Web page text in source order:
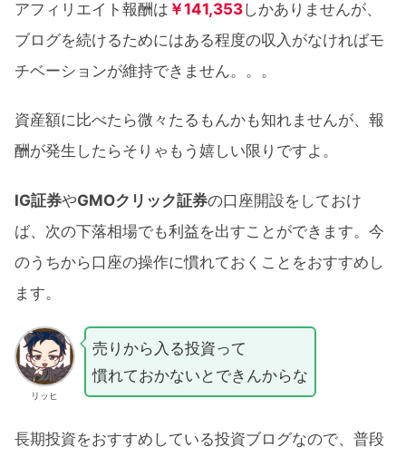
アフィリエイト報酬は ￥141,353しかありませんが、
ブログを続けるためにはある程度の収入がなければモ
チベーションが維持できません。。。
資産額に比べたら微々たるもんかも知れませんが、報
酬が発生したらそりゃもう嬉しい限りですよ。
IG証券やGMOクリック証券の口座開設をしておけ
ば、次の下落相場でも利益を出すことができます。今
のうちから口座の操作に慣れておくことをおすすめし
ます。
リッヒ
売りから入る投資って
慣れておかないとできんからな
長期投資をおすすめしている投資ブログなので、普段